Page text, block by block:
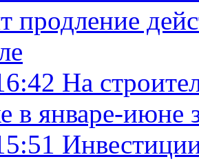
продление
На
в январе-июне